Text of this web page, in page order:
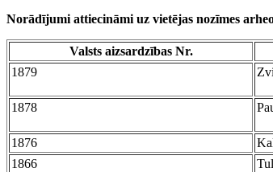
Norādījumi attiecināmi uz vietējas nozīmes
Valsts aizsardzības Nr.
1879
1878
1876
1866